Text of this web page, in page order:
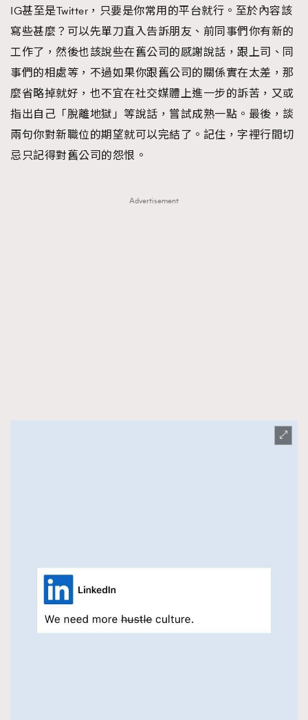
IG甚至是Twitter，只要是你常用的平台就行。至於內容該
寫些甚麼？可以先單刀直入告訴朋友、前同事們你有新的
工作了，然後也該說些在舊公司的感謝說話，跟上司、同
事們的相處等，不過如果你跟舊公司的關係實在太差，那
麼省略掉就好，也不宜在社交媒體上進一步的訴苦，又或
指出自己「脫離地獄」等說話，嘗試成熟一點。最後，談
兩句你對新職位的期望就可以完結了。記住，字裡行間切
忌只記得對舊公司的怨恨。
Advertisement